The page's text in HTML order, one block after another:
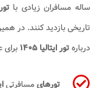
ساله مسافران زیادی با
تاریخی بازدید کنند. در
دربارهتور ایتالیا ۱۴۰۵ برای
تورهایمسافرتی